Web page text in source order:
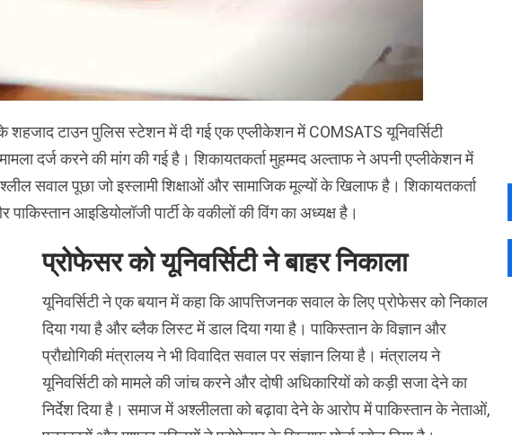
के शहजाद टाउन पुलिस स्टेशन में दी गई एक एप्लीकेशन में COMSATS यूनिवर्सिटी
दर्ज करने की मांग की गई है। शिकायतकर्ता मुहम्मद अल्ताफ ने अपनी एप्लीकेशन में
सवाल पूछा जो इस्लामी शिक्षाओं और सामाजिक मूल्यों के खिलाफ है। शिकायतकर्ता
आइडियोलॉजी पार्टी के वकीलों की विंग का अध्यक्ष है।
प्रोफेसर को यूनिवर्सिटी ने बाहर निकाला
यूनिवर्सिटी ने एक बयान में कहा कि आपत्तिजनक सवाल के लिए प्रोफेसर को निकाल
दिया गया है और ब्लैक लिस्ट में डाल दिया गया है। पाकिस्तान के विज्ञान और
प्रौद्योगिकी मंत्रालय ने भी विवादित सवाल पर संज्ञान लिया है। मंत्रालय ने
यूनिवर्सिटी को मामले की जांच करने और दोषी अधिकारियों को कड़ी सजा देने का
निर्देश दिया है। समाज में अश्लीलता को बढ़ावा देने के आरोप में पाकिस्तान के नेताओं,